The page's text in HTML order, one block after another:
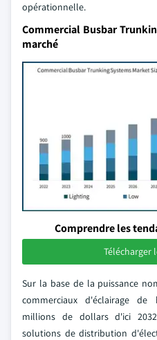
opérationnelle.
Commercial Busbar
marché
Comprendre les
Télécharger
Sur la base de la puissance
commerciaux d'éclairage
millions de dollars d'ici
solutions de distribution